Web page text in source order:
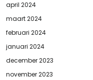
april 2024
maart 2024
februari 2024
januari 2024
december 2023
november 2023